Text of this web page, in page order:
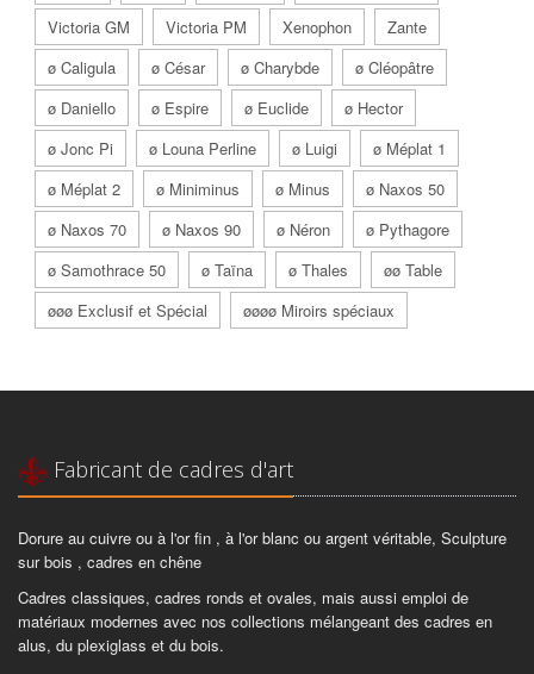
Victoria GM
Victoria PM Xenophon
Zante
ø Caligula
ø César ø Charybde
ø Cléopâtre
ø Daniello
ø Espire ø Euclide
ø Hector
ø Jonc Pi
ø Louna Perline ø Luigi
ø Méplat 1
ø Méplat 2
ø Miniminus ø Minus
ø Naxos 50
ø Naxos 70
ø Naxos 90 ø Néron
ø Pythagore
ø Samothrace 50
ø Taïna ø Thales
øø Table
øøø Exclusif et Spécial
øøøø Miroirs spéciaux
Fabricant de cadres d'art
Dorure au cuivre ou à l'or fin , à l'or blanc ou argent véritable, Sculpture
sur bois , cadres en chêne
Cadres classiques, cadres ronds et ovales, mais aussi emploi de
matériaux modernes avec nos collections mélangeant des cadres en
alus, du plexiglass et du bois.